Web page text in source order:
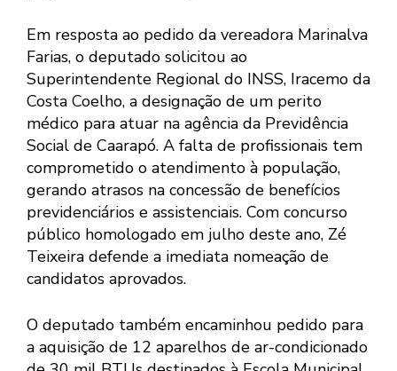
Em resposta ao pedido da vereadora Marinalva
Farias, o deputado solicitou ao
Superintendente Regional do INSS, Iracemo da
Costa Coelho, a designação de um perito
médico para atuar na agência da Previdência
Social de Caarapó. A falta de profissionais tem
comprometido o atendimento à população,
gerando atrasos na concessão de benefícios
previdenciários e assistenciais. Com concurso
público homologado em julho deste ano, Zé
Teixeira defende a imediata nomeação de
candidatos aprovados.
O deputado também encaminhou pedido para
a aquisição de 12 aparelhos de ar-condicionado